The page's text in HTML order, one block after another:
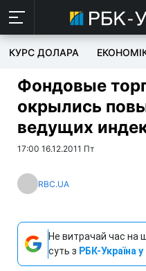
КУРС ДОЛАРА
Фондовые
окрылись
ведущих
17:00 16.12.2011 Пт
RBC.UA
Не витрачай час на
суть з РБК-Україна